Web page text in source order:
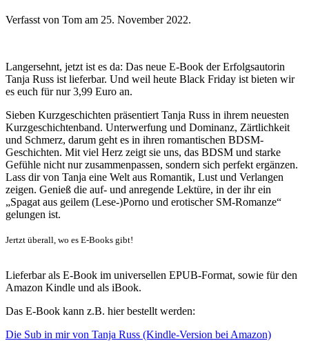
Verfasst von Tom am 25. November 2022.
Langersehnt, jetzt ist es da: Das neue E-Book der Erfolgsautorin
Tanja Russ ist lieferbar. Und weil heute Black Friday ist bieten wir
es euch für nur 3,99 Euro an.
Sieben Kurzgeschichten präsentiert Tanja Russ in ihrem neuesten
Kurzgeschichtenband. Unterwerfung und Dominanz, Zärtlichkeit
und Schmerz, darum geht es in ihren romantischen BDSM-
Geschichten. Mit viel Herz zeigt sie uns, das BDSM und starke
Gefühle nicht nur zusammenpassen, sondern sich perfekt ergänzen.
Lass dir von Tanja eine Welt aus Romantik, Lust und Verlangen
zeigen. Genieß die auf- und anregende Lektüre, in der ihr ein
„Spagat aus geilem (Lese-)Porno und erotischer SM-Romanze“
gelungen ist.
Jertzt überall, wo es E-Books gibt!
Lieferbar als E-Book im universellen EPUB-Format, sowie für den
Amazon Kindle und als iBook.
Das E-Book kann z.B. hier bestellt werden:
Die Sub in mir von Tanja Russ (Kindle-Version bei Amazon)